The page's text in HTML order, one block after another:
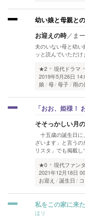
幼い娘と母親と
お迎えの時／ ま
夫のいない母と幼
ッと読んでいただ
★2
現代ドラマ
2019年5月26日
娘
母 母子 雨の
「おお、姫様！
そそっかしい月
十五歳の誕生日
ざいます」と言う
リスタ」でも掲載し
★0
現代ファン
2021年12月18日
お迎え
誕生日
私をこの家に来
ほリ